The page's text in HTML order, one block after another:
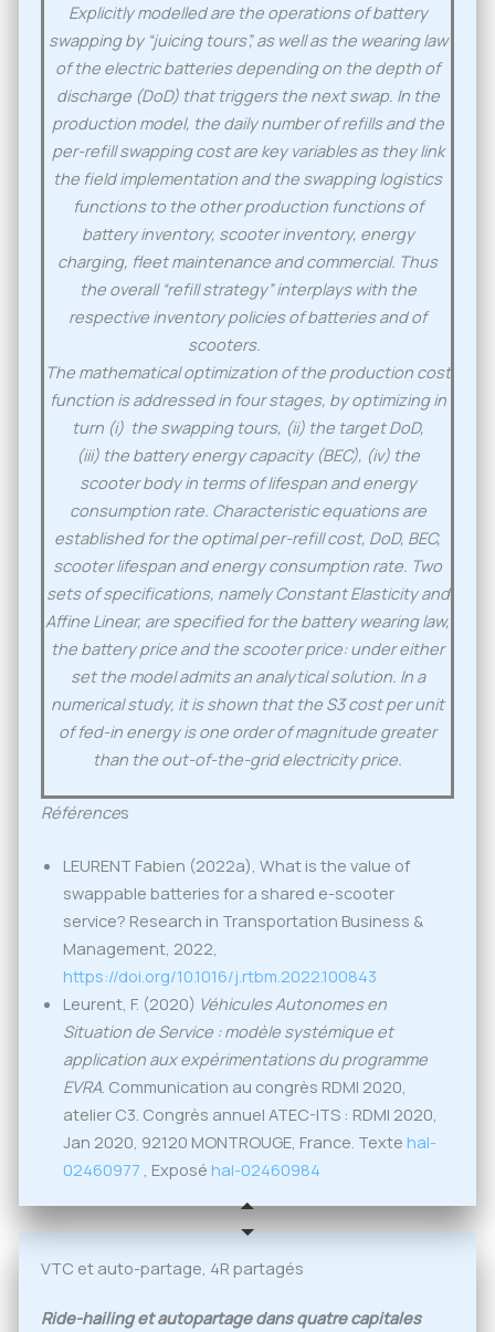
Explicitly modelled are the operations of battery
swapping by “juicing tours”, as well as the wearing law
of the electric batteries depending on the depth of
discharge (DoD) that triggers the next swap. In the
production model, the daily number of refills and the
per-refill swapping cost are key variables as they link
the field implementation and the swapping logistics
functions to the other production functions of
battery inventory, scooter inventory, energy
charging, fleet maintenance and commercial. Thus
the overall “refill strategy” interplays with the
respective inventory policies of batteries and of
scooters.
The mathematical optimization of the production cost
function is addressed in four stages, by optimizing in
turn (i) the swapping tours, (ii) the target DoD,
(iii) the battery energy capacity (BEC), (iv) the
scooter body in terms of lifespan and energy
consumption rate. Characteristic equations are
established for the optimal per-refill cost, DoD, BEC,
scooter lifespan and energy consumption rate. Two
sets of specifications, namely Constant Elasticity and
Affine Linear, are specified for the battery wearing law,
the battery price and the scooter price: under either
set the model admits an analytical solution. In a
numerical study, it is shown that the S3 cost per unit
of fed-in energy is one order of magnitude greater
than the out-of-the-grid electricity price.
Références
LEURENT Fabien (2022a), What is the value of
swappable batteries for a shared e-scooter
service? Research in Transportation Business &
Management, 2022,
https://doi.org/10.1016/j.rtbm.2022.100843
Leurent, F. (2020) Véhicules Autonomes en
Situation de Service : modèle systémique et
application aux expérimentations du programme
EVRA. Communication au congrès RDMI 2020,
atelier C3. Congrès annuel ATEC-ITS : RDMI 2020,
Jan 2020, 92120 MONTROUGE, France. Texte hal-
02460977 , Exposé hal-02460984
VTC et auto-partage, 4R partagés
Ride-hailing et autopartage dans quatre capitales